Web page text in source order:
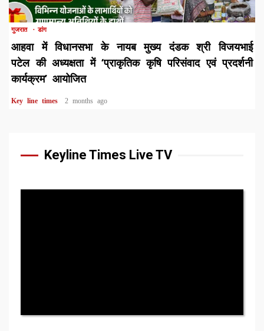
1 min read
गुजरात डांग
आहवा में विधानसभा के नायब मुख्य दंडक श्री विजयभाई
पटेल की अध्यक्षता में ‘प्राकृतिक कृषि परिसंवाद एवं प्रदर्शनी
कार्यक्रम’ आयोजित
Key line times 2 months ago
Keyline Times Live TV